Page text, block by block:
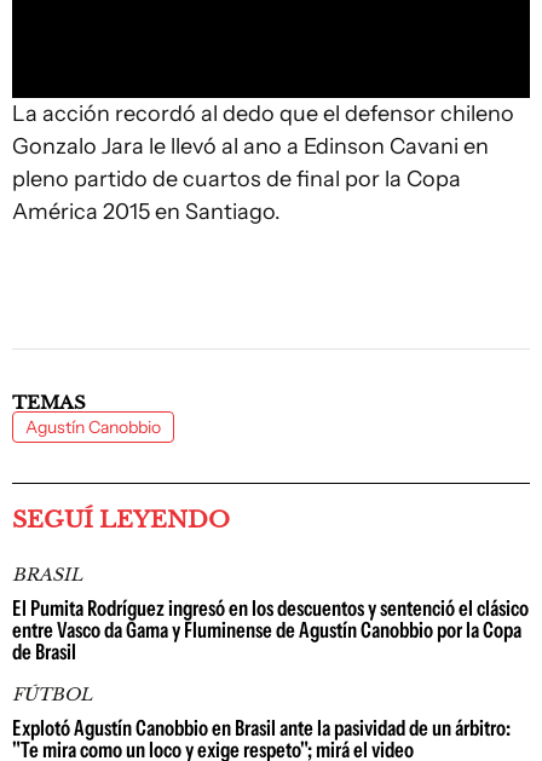
La acción recordó al dedo que el defensor chileno
Gonzalo Jara le llevó al ano a Edinson Cavani en
pleno partido de cuartos de final por la Copa
América 2015 en Santiago.
TEMAS
Agustín Canobbio
SEGUÍ LEYENDO
BRASIL
El Pumita Rodríguez ingresó en los descuentos y sentenció el clásico
entre Vasco da Gama y Fluminense de Agustín Canobbio por la Copa
de Brasil
FÚTBOL
Explotó Agustín Canobbio en Brasil ante la pasividad de un árbitro:
"Te mira como un loco y exige respeto"; mirá el video